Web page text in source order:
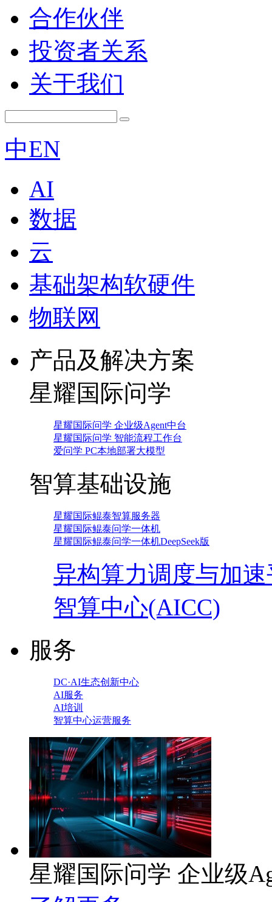
合作伙伴
投资者关系
关于我们
中EN
AI
数据
云
基础架构软硬件
物联网
产品及解决方案
星耀国际问学
星耀国际问学 企业级Agent中台
星耀国际问学 智能流程工作台
爱问学 PC本地部署大模型
智算基础设施
星耀国际鲲泰智算服务器
星耀国际鲲泰问学一体机
星耀国际鲲泰问学一体机DeepSeek版
异构算力调度与加
智算中心(AICC)
服务
DC·AI生态创新中心
AI服务
AI培训
智算中心运营服务
星耀国际问学 企业级